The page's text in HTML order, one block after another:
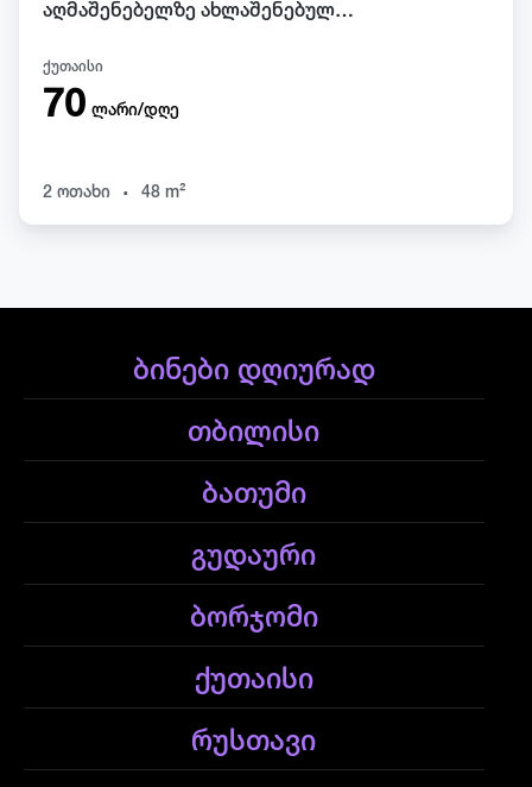
აღმაშენებელზე ახლაშენებული კორპუსი
ქუთაისი
70 ლარი/დღე
2 ოთახი . 48 m²
ბინები დღიურად
თბილისი
ბათუმი
გუდაური
ბორჯომი
ქუთაისი
რუსთავი